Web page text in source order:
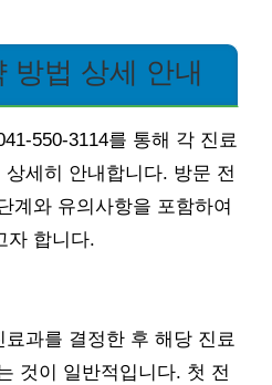
방법 상세 안내
550-3114를 통해 각 진료
세히 안내합니다. 방문 전
계와 유의사항을 포함하여
자 합니다.
과를 결정한 후 해당 진료
것이 일반적입니다. 첫 전